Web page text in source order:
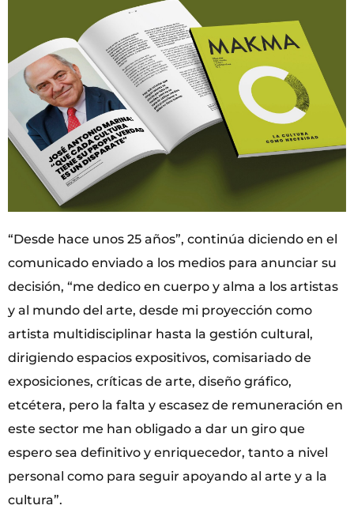
“Desde hace unos 25 años”, continúa diciendo en el
comunicado enviado a los medios para anunciar su
decisión, “me dedico en cuerpo y alma a los artistas
y al mundo del arte, desde mi proyección como
artista multidisciplinar hasta la gestión cultural,
dirigiendo espacios expositivos, comisariado de
exposiciones, críticas de arte, diseño gráfico,
etcétera, pero la falta y escasez de remuneración en
este sector me han obligado a dar un giro que
espero sea definitivo y enriquecedor, tanto a nivel
personal como para seguir apoyando al arte y a la
cultura”.